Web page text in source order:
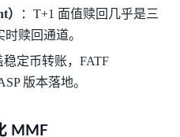
：T+1 面值赎回几乎是三
赎回通道。
稳定币转账，FATF
版本落地。
MMF